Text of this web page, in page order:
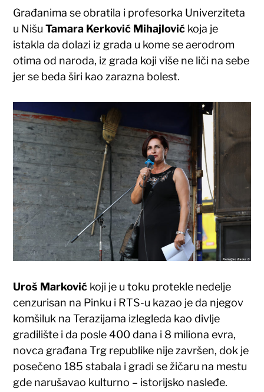
Građanima se obratila i profesorka Univerziteta
u NišuTamara Kerković Mihajlović koja je
istakla da dolazi iz grada u kome se aerodrom
otima od naroda, iz grada koji više ne liči na sebe
jer se beda širi kao zarazna bolest.
Uroš Marković koji je u toku protekle nedelje
cenzurisan na Pinku i RTS-u kazao je da njegov
komšiluk na Terazijama izlegleda kao divlje
gradilište i da posle 400 dana i 8 miliona evra,
novca građana Trg republike nije završen, dok je
posečeno 185 stabala i gradi se žičaru na mestu
gde narušavao kulturno – istorijsko nasleđe.